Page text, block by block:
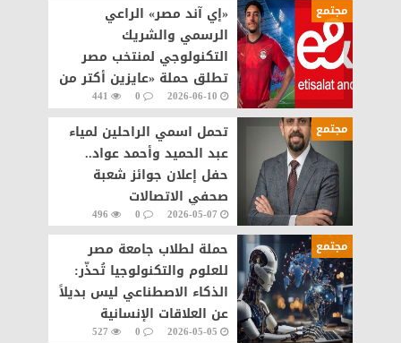
مجتمع
«إي آند مصر» الراعي
الرسمي والشريك
التكنولوجي لمنتخب مصر
تطلق حملة «عايزين أكتر من
اللي بنحلم بيه» في مونديال
2026
2026-06-10
0
441
مجتمع
تحمل اسمي الراحلين لمياء
عبد الحميد وأحمد عواد..
حفل إعلان جوائز شعبة
صحفي الاتصالات
والتكنولوجيا ١٥ مايو
2026-05-07
0
496
مجتمع
حملة لطلاب جامعة مصر
للعلوم والتكنولوجيا تُحذّر:
الذكاء الاصطناعي ليس بديلاً
عن العلاقات الإنسانية
2026-05-05
0
527